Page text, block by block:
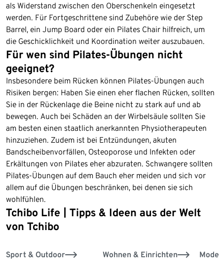
als Widerstand zwischen den Oberschenkeln eingesetzt
werden. Für Fortgeschrittene sind Zubehöre wie der Step
Barrel, ein Jump Board oder ein Pilates Chair hilfreich, um
die Geschicklichkeit und Koordination weiter auszubauen.
Für wen sind Pilates-Übungen nicht
geeignet?
Insbesondere beim Rücken können Pilates-Übungen auch
Risiken bergen: Haben Sie einen eher flachen Rücken, sollten
Sie in der Rückenlage die Beine nicht zu stark auf und ab
bewegen. Auch bei Schäden an der Wirbelsäule sollten Sie
am besten einen staatlich anerkannten Physiotherapeuten
hinzuziehen. Zudem ist bei Entzündungen, akuten
Bandscheibenvorfällen, Osteoporose und Infekten oder
Erkältungen von Pilates eher abzuraten. Schwangere sollten
Pilates-Übungen auf dem Bauch eher meiden und sich vor
allem auf die Übungen beschränken, bei denen sie sich
wohlfühlen.
Tchibo Life | Tipps & Ideen aus der Welt
von Tchibo
Sport & Outdoor Wohnen & Einrichten
Ende der Auflistung